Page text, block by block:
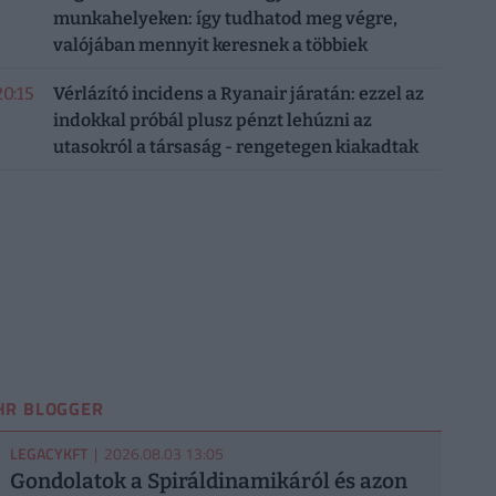
munkahelyeken: így tudhatod meg végre,
valójában mennyit keresnek a többiek
Vérlázító incidens a Ryanair járatán: ezzel az
indokkal próbál plusz pénzt lehúzni az
utasokról a társaság - rengetegen kiakadtak
BLOGGER
LEGACYKFT| 2026.08.03 13:05
Gondolatok a Spiráldinamikáról és azon